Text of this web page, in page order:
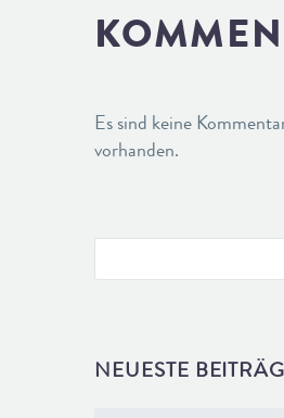
Es sind keine
vorhanden.
NEUESTE